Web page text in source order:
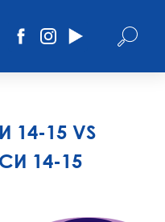
14-15 VS
14-15